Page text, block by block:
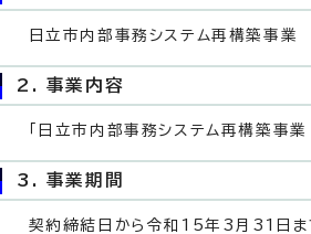
日立市内部事務システム再構築事業
2. 事業内容
「日立市内部事務システム再構築事業
3. 事業期間
契約締結日から令和15年3月31日ま